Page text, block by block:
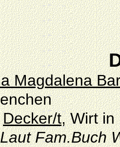
Magdalena
Decker/t, Wirt
Fam.Buch